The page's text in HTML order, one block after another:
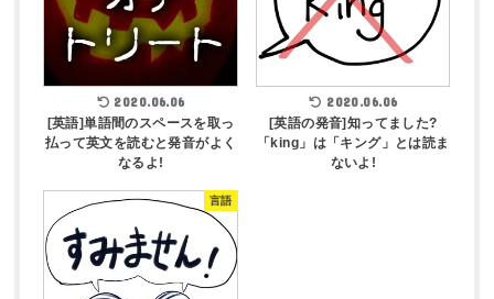
2020.06.06
[英語]単語間のスペースを取っ
払って英文を読むと発音がよく
なるよ!
2020.06.06
[英語の発音]知ってました?
「king」は「キング」とは読ま
ないよ!
言語